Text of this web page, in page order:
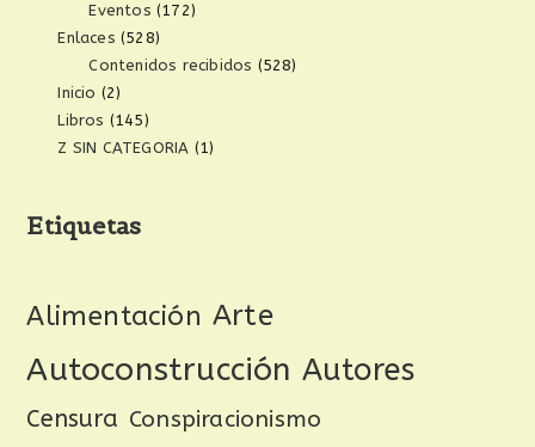
Eventos (172)
Enlaces (528)
Contenidos recibidos (528)
Inicio (2)
Libros (145)
Z SIN CATEGORIA (1)
Etiquetas
Alimentación Arte
Autoconstrucción Autores
Censura Conspiracionismo